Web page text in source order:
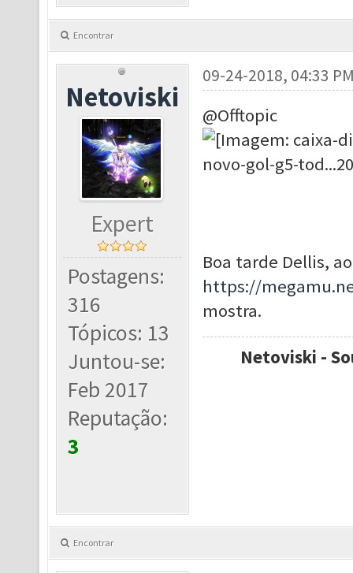
Encontrar
Netoviski
Expert
Postagens:
316
Tópicos: 13
Juntou-se:
Feb 2017
Reputação:
3
09-24-2018, 04:33
@Offtopic
Boa tarde Dellis,
https://
mostra.
Netoviski -
Encontrar